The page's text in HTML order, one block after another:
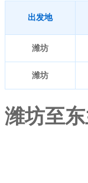
出发地
潍坊
潍坊
潍坊至